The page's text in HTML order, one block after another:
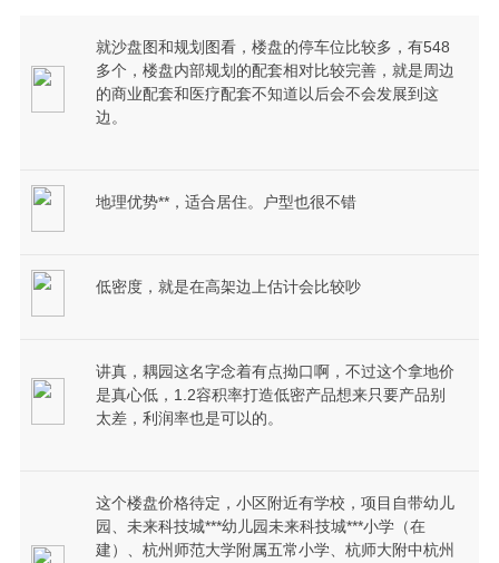
就沙盘图和规划图看，楼盘的停车位比较多，有548
多个，楼盘内部规划的配套相对比较完善，就是周边
的商业配套和医疗配套不知道以后会不会发展到这
边。
地理优势**，适合居住。户型也很不错
低密度，就是在高架边上估计会比较吵
讲真，耦园这名字念着有点拗口啊，不过这个拿地价
是真心低，1.2容积率打造低密产品想来只要产品别
太差，利润率也是可以的。
这个楼盘价格待定，小区附近有学校，项目自带幼儿
园、未来科技城***幼儿园未来科技城***小学（在
建）、杭州师范大学附属五常小学、杭师大附中杭州